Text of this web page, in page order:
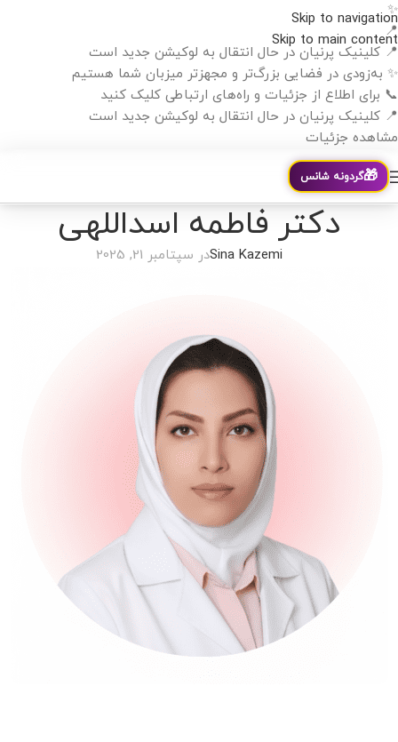
Skip to navigation
Skip to main content
✨
📍
📍 کلینیک پرنیان در حال انتقال به لوکیشن جدید است
✨ به‌زودی در فضایی بزرگ‌تر و مجهزتر میزبان شما هستیم
📞 برای اطلاع از جزئیات و راه‌های ارتباطی کلیک کنید
📍 کلینیک پرنیان در حال انتقال به لوکیشن جدید است
مشاهده جزئیات
🎁گردونه شانس
دکتر فاطمه اسداللهی
Sina Kazemiدر سپتامبر 21, 2025